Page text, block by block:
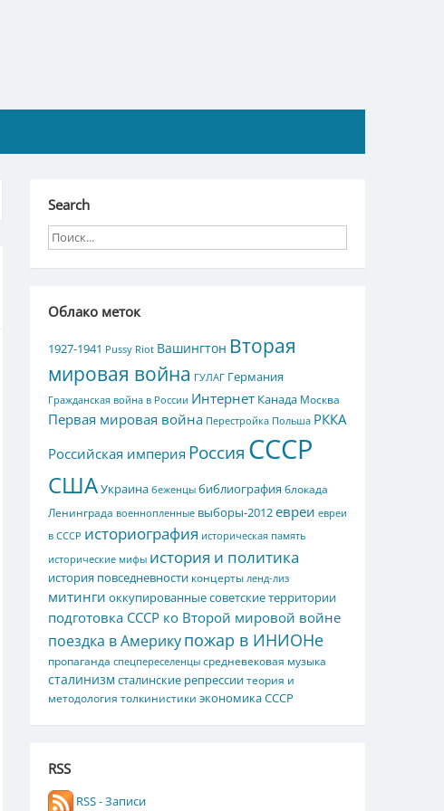
Search
Облако меток
1927-1941 Pussy Riot Вашингтон Вторая
мировая война ГУЛАГ Германия
Гражданская война в России Интернет Канада Москва
Первая мировая война Перестройка Польша РККА
Российская империя Россия СССР
СШАУкраина беженцы библиография блокада
Ленинграда военнопленные выборы-2012евреи евреи
в СССР историография историческая память
исторические мифы история и политика
история повседневности концерты ленд-лиз
митинги оккупированные советские территории
подготовка СССР ко Второй мировой войне
поездка в Америкупожар в ИНИОНе
пропаганда спецпереселенцы средневековая музыка
сталинизмсталинские репрессиитеория и
методология толкинистики экономика СССР
RSS
RSS - Записи